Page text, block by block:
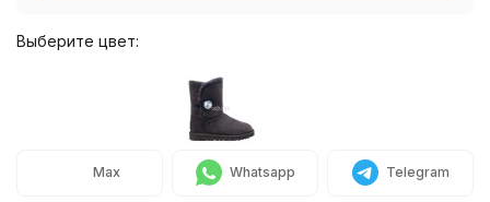
Выберите цвет:
Max Whatsapp Telegram